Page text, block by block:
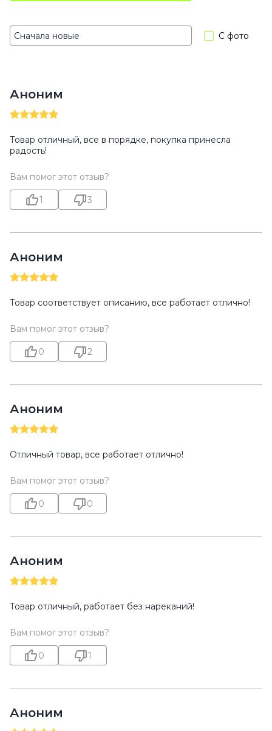
С фото
Аноним
Товар отличный, все в порядке, покупка принесла
радость!
Вам помог этот отзыв?
1 3
Аноним
Товар соответствует описанию, все работает отлично!
Вам помог этот отзыв?
0 2
Аноним
Отличный товар, все работает отлично!
Вам помог этот отзыв?
0 0
Аноним
Товар отличный, работает без нареканий!
Вам помог этот отзыв?
0 1
Аноним